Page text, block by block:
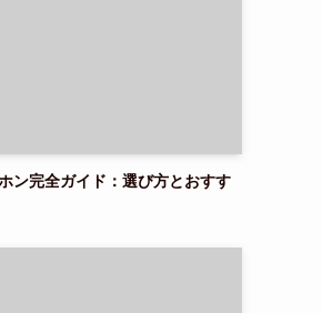
ン完全ガイド：選び方とおすす